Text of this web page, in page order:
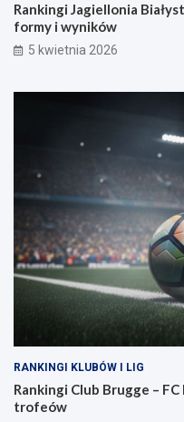
Rankingi Jagiellonia
formy i wyników
5 kwietnia 2026
RANKINGI KLUBÓW I LIG
Rankingi Club Brugge –
trofeów